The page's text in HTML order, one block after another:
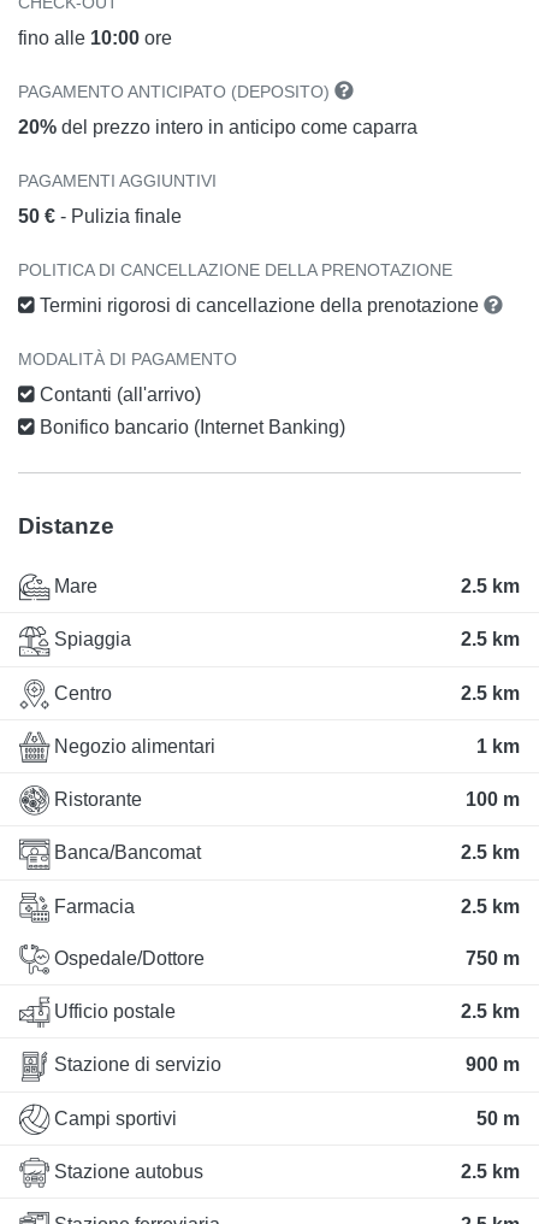
fino alle 10:00 ore
PAGAMENTO ANTICIPATO (DEPOSITO)
20% del prezzo intero in anticipo come caparra
PAGAMENTI AGGIUNTIVI
50 € - Pulizia finale
POLITICA DI CANCELLAZIONE DELLA PRENOTAZIONE
Termini rigorosi di cancellazione della prenotazione
MODALITÀ DI PAGAMENTO
Contanti (all'arrivo)
Bonifico bancario (Internet Banking)
Distanze
Mare 2.5 km
Spiaggia 2.5 km
Centro 2.5 km
Negozio alimentari 1 km
Ristorante 100 m
Banca/Bancomat 2.5 km
Farmacia 2.5 km
Ospedale/Dottore 750 m
Ufficio postale 2.5 km
Stazione di servizio 900 m
Campi sportivi 50 m
Stazione autobus 2.5 km